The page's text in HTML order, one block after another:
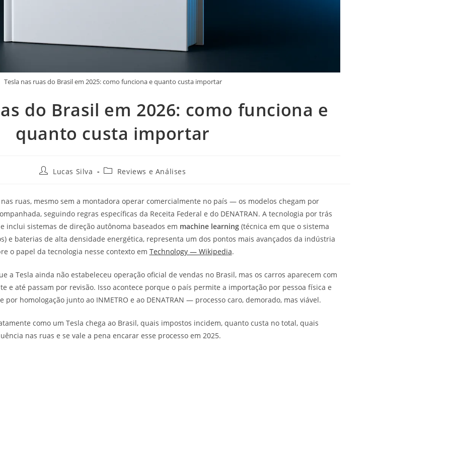
Tesla nas ruas do Brasil em 2025: como funciona e quanto custa importar
do Brasil em 2026: como funciona e
quanto custa importar
Lucas Silva Reviews e Análises
ruas, mesmo sem a montadora operar comercialmente no país — os modelos chegam por
seguindo regras específicas da Receita Federal e do DENATRAN. A tecnologia por trás
inclui sistemas de direção autônoma baseados em machine learning(técnica em que o sistema
e baterias de alta densidade energética, representa um dos pontos mais avançados da indústria
o papel da tecnologia nesse contexto em Technology — Wikipedia.
a Tesla ainda não estabeleceu operação oficial de vendas no Brasil, mas os carros aparecem com
e até passam por revisão. Isso acontece porque o país permite a importação por pessoa física e
homologação junto ao INMETRO e ao DENATRAN — processo caro, demorado, mas viável.
como um Tesla chega ao Brasil, quais impostos incidem, quanto custa no total, quais
nas ruas e se vale a pena encarar esse processo em 2025.